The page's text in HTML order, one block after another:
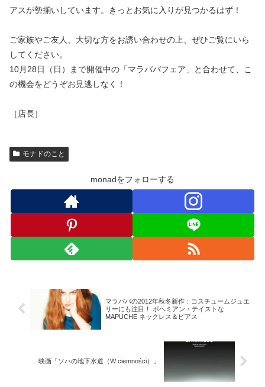
アスが勢揃いしています。きっとお気に入りが見つかるはず！
ご家族やご友人、大切な方をお誘い合わせの上、ぜひご覧にいら
してください。
10月28日（日）まで開催中の「マラババフェア」と合わせて、こ
の機会をどうぞお見逃しなく！
［店長］
モナドのこと
monadをフォローする
マラババの2012年秋冬新作：コスチュームジュエ
リーにも注目！ ボヘミアン・テイストな
MAPUCHE ネックレス＆ピアス
映画「ソハの地下水道（W ciemności）」